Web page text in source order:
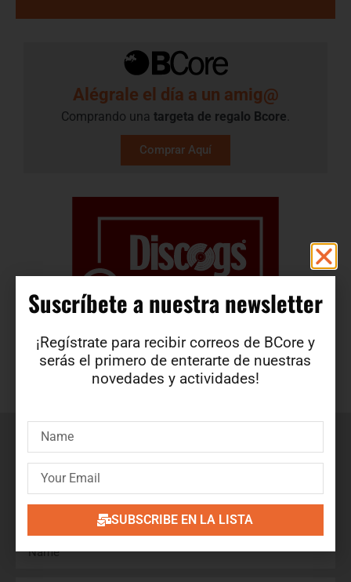
Alégrale el día a un amig@
Comprando una targeta de regalo​ Bcore.
Comprar Aquí
Suscríbete a nuestra newsletter
¡Regístrate para recibir correos de BCore y obtén en
primicia detalles de nuevos productos, ofertas, contenido
exclusivo, eventos y mucho más!
Suscríbete a nuestra newsletter​
¡Regístrate para recibir correos de BCore y
serás el primero de enterarte de nuestras
novedades y actividades!
SUBSCRIBE EN LA LISTA